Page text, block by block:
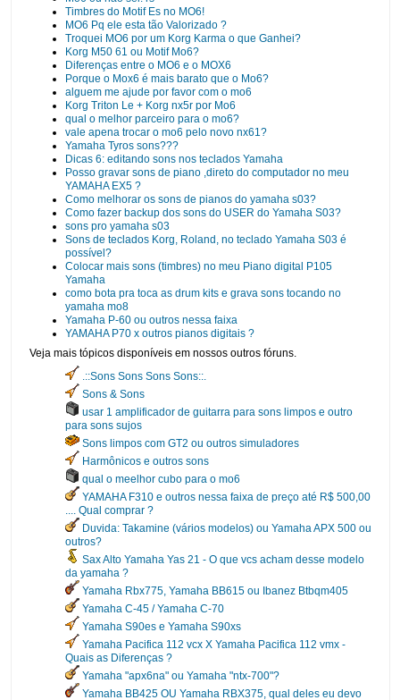
Timbres do Motif Es no MO6!
MO6 Pq ele esta tão Valorizado ?
Troquei MO6 por um Korg Karma o que Ganhei?
Korg M50 61 ou Motif Mo6?
Diferenças entre o MO6 e o MOX6
Porque o Mox6 é mais barato que o Mo6?
alguem me ajude por favor com o mo6
Korg Triton Le + Korg nx5r por Mo6
qual o melhor parceiro para o mo6?
vale apena trocar o mo6 pelo novo nx61?
Yamaha Tyros sons???
Dicas 6: editando sons nos teclados Yamaha
Posso gravar sons de piano ,direto do computador no meu
YAMAHA EX5 ?
Como melhorar os sons de pianos do yamaha s03?
Como fazer backup dos sons do USER do Yamaha S03?
sons pro yamaha s03
Sons de teclados Korg, Roland, no teclado Yamaha S03 é
possível?
Colocar mais sons (timbres) no meu Piano digital P105
Yamaha
como bota pra toca as drum kits e grava sons tocando no
yamaha mo8
Yamaha P-60 ou outros nessa faixa
YAMAHA P70 x outros pianos digitais ?
Veja mais tópicos disponíveis em nossos outros fóruns.
.::Sons Sons Sons Sons::.
Sons & Sons
usar 1 amplificador de guitarra para sons limpos e outro
para sons sujos
Sons limpos com GT2 ou outros simuladores
Harmônicos e outros sons
qual o meelhor cubo para o mo6
YAMAHA F310 e outros nessa faixa de preço até R$ 500,00
.... Qual comprar ?
Duvida: Takamine (vários modelos) ou Yamaha APX 500 ou
outros?
Sax Alto Yamaha Yas 21 - O que vcs acham desse modelo
da yamaha ?
Yamaha Rbx775, Yamaha BB615 ou Ibanez Btbqm405
Yamaha C-45 / Yamaha C-70
Yamaha S90es e Yamaha S90xs
Yamaha Pacifica 112 vcx X Yamaha Pacifica 112 vmx -
Quais as Diferenças ?
Yamaha "apx6na" ou Yamaha "ntx-700"?
Yamaha BB425 OU Yamaha RBX375, qual deles eu devo